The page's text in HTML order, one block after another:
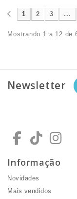
1 2 3 ...
Mostrando 1 a 12 de
Newsletter
Informação
Novidades
Mais vendidos